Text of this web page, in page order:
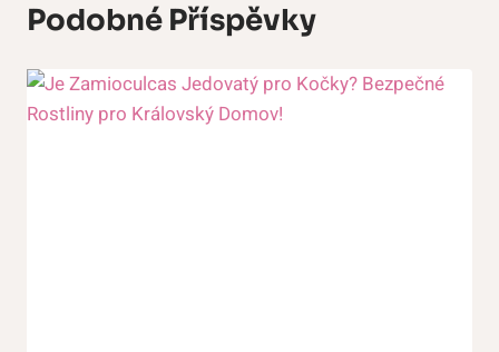
Podobné Příspěvky